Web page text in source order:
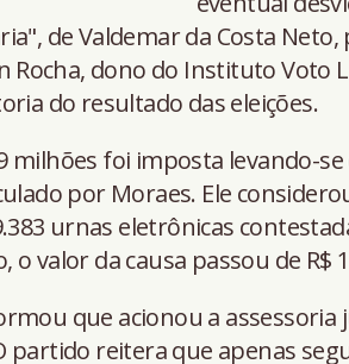
de Valdemar da Costa Neto,
Rocha, dono do Instituto Voto
do resultado das eleições.
milhões foi imposta levando-
por Moraes. Ele
urnas eletrônicas
o valor da causa passou de R$
que acionou a assessoria
partido reitera que apenas